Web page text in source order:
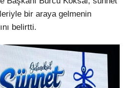
bir araya gelmenin
belirtti.